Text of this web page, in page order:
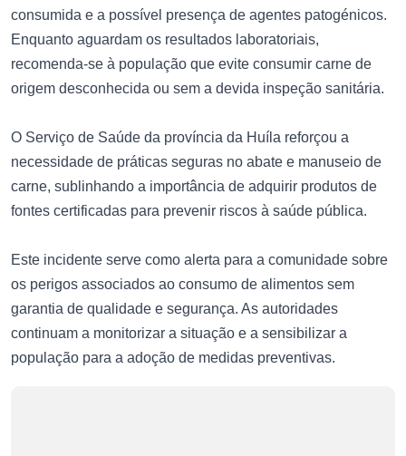
consumida e a possível presença de agentes patogénicos.
Enquanto aguardam os resultados laboratoriais,
recomenda-se à população que evite consumir carne de
origem desconhecida ou sem a devida inspeção sanitária.
O Serviço de Saúde da província da Huíla reforçou a
necessidade de práticas seguras no abate e manuseio de
carne, sublinhando a importância de adquirir produtos de
fontes certificadas para prevenir riscos à saúde pública.
Este incidente serve como alerta para a comunidade sobre
os perigos associados ao consumo de alimentos sem
garantia de qualidade e segurança. As autoridades
continuam a monitorizar a situação e a sensibilizar a
população para a adoção de medidas preventivas.